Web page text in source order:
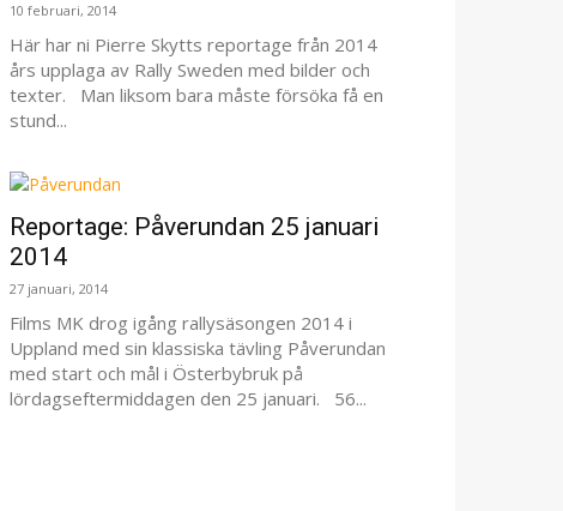
10 februari, 2014
Här har ni Pierre Skytts reportage från 2014
års upplaga av Rally Sweden med bilder och
texter. Man liksom bara måste försöka få en
stund...
Reportage: Påverundan 25 januari
2014
27 januari, 2014
Films MK drog igång rallysäsongen 2014 i
Uppland med sin klassiska tävling Påverundan
med start och mål i Österbybruk på
lördagseftermiddagen den 25 januari. 56...